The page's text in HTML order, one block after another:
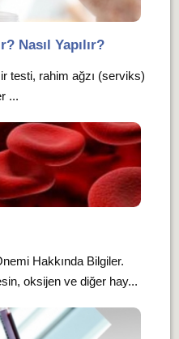
Nasıl Yapılır?
testi, rahim ağzı (serviks)
...
Hakkında Bilgiler.
oksijen ve diğer hay...